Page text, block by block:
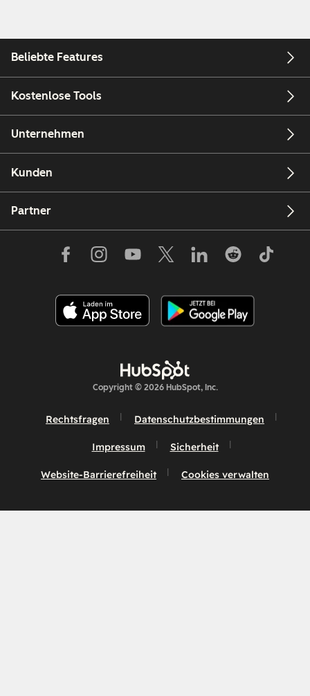
Beliebte Features
Kostenlose Tools
Unternehmen
Kunden
Partner
Copyright © 2026 HubSpot, Inc.
Rechtsfragen Datenschutzbestimmungen
Impressum Sicherheit
Website-Barrierefreiheit Cookies verwalten